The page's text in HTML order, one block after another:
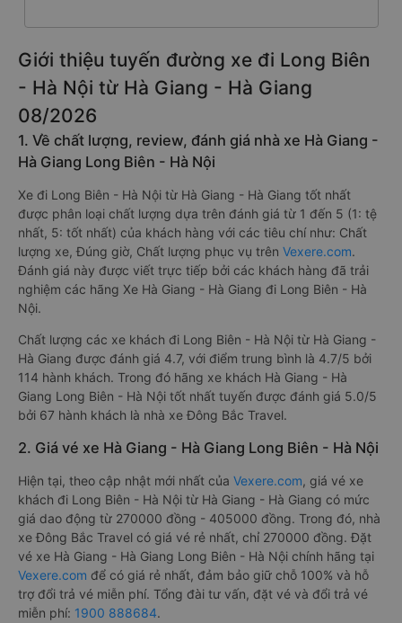
Giới thiệu tuyến đường xe đi Long Biên
- Hà Nội từ Hà Giang - Hà Giang
08/2026
1. Về chất lượng, review, đánh giá nhà xe Hà Giang -
Hà Giang Long Biên - Hà Nội
Xe đi Long Biên - Hà Nội từ Hà Giang - Hà Giang tốt nhất
được phân loại chất lượng dựa trên đánh giá từ 1 đến 5 (1: tệ
nhất, 5: tốt nhất) của khách hàng với các tiêu chí như: Chất
lượng xe, Đúng giờ, Chất lượng phục vụ trên Vexere.com.
Đánh giá này được viết trực tiếp bởi các khách hàng đã trải
nghiệm các hãng Xe Hà Giang - Hà Giang đi Long Biên - Hà
Nội.
Chất lượng các xe khách đi Long Biên - Hà Nội từ Hà Giang -
Hà Giang được đánh giá 4.7, với điểm trung bình là 4.7/5 bởi
114 hành khách. Trong đó hãng xe khách Hà Giang - Hà
Giang Long Biên - Hà Nội tốt nhất tuyến được đánh giá 5.0/5
bởi 67 hành khách là nhà xe Đông Bắc Travel.
2. Giá vé xe Hà Giang - Hà Giang Long Biên - Hà Nội
Hiện tại, theo cập nhật mới nhất của Vexere.com, giá vé xe
khách đi Long Biên - Hà Nội từ Hà Giang - Hà Giang có mức
giá dao động từ 270000 đồng - 405000 đồng. Trong đó, nhà
xe Đông Bắc Travel có giá vé rẻ nhất, chỉ 270000 đồng. Đặt
vé xe Hà Giang - Hà Giang Long Biên - Hà Nội chính hãng tại
Vexere.com để có giá rẻ nhất, đảm bảo giữ chỗ 100% và hỗ
trợ đổi trả vé miễn phí. Tổng đài tư vấn, đặt vé và đổi trả vé
miễn phí: 1900 888684.